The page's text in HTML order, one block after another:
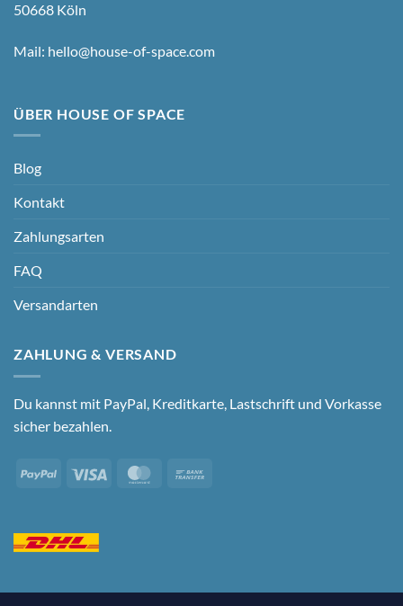
50668 Köln
Mail: hello@house-of-space.com
ÜBER HOUSE OF SPACE
Blog
Kontakt
Zahlungsarten
FAQ
Versandarten
ZAHLUNG & VERSAND
Du kannst mit PayPal, Kreditkarte, Lastschrift und Vorkasse
sicher bezahlen.
PayPal Visa MasterCard